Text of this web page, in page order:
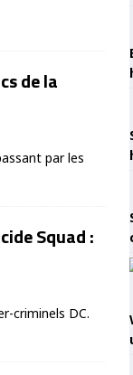
de la
par les
Squad :
criminels DC.